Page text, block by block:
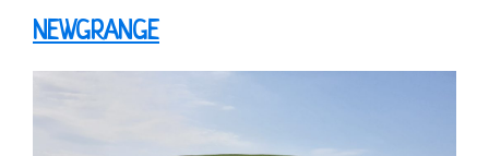
NEWGRANGE